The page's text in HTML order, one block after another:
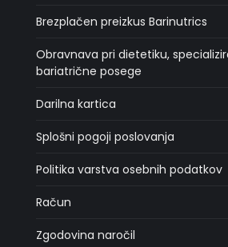
Brezplačen preizkus Barinutrics
Obravnava pri dietetiku,
bariatrične posege
Darilna kartica
Splošni pogoji poslovanja
Politika varstva osebnih podatkov
Račun
Zgodovina naročil